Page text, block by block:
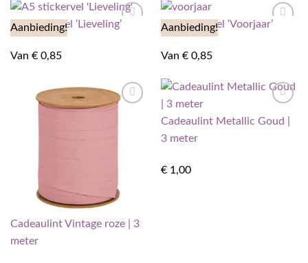
Aanbieding!
A5 stickervel ‘Lieveling’
Van €0,85
Aanbieding!
A5 Stickervel ‘Voorjaar’
Van €0,85
Cadeaulint Vintage roze | 3
meter
aan
Cadeaulint Metallic Goud |
3 meter
€1,00